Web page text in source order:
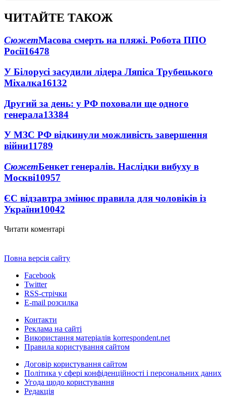
ЧИТАЙТЕ ТАКОЖ
СюжетМасова смерть на пляжі. Робота ППО
Росії16478
У Білорусі засудили лідера Ляпіса Трубецького
Міхалка16132
Другий за день: у РФ поховали ще одного
генерала13384
У МЗС РФ відкинули можливість завершення
війни11789
СюжетБенкет генералів. Наслідки вибуху в
Москві10957
ЄС відзавтра змінює правила для чоловіків із
України10042
Читати коментарі
Повна версія сайту
Facebook
Twitter
RSS-стрічки
E-mail розсилка
Контакти
Реклама на сайті
Використання матеріалів korrespondent.net
Правила користування сайтом
Договір користування сайтом
Політика у сфері конфіденційності і персональних даних
Угода щодо користування
Редакція